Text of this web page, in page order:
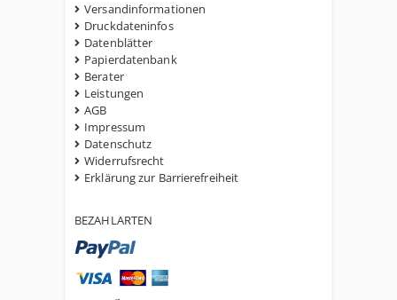
Versandinformationen
Druckdateninfos
Datenblätter
Papierdatenbank
Berater
Leistungen
AGB
Impressum
Datenschutz
Widerrufsrecht
Erklärung zur Barrierefreiheit
BEZAHLARTEN